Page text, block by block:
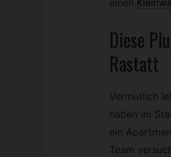
einen
Diese
Rastatt
Vermutlich
haben im
ein
Team